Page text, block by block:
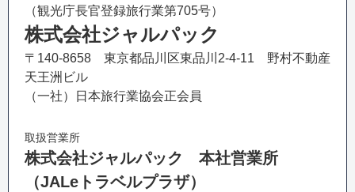
（観光庁長官登録旅行業第705号）
株式会社ジャルパック
〒140-8658 東京都品川区東品川2-4-11 野村不動産
天王洲ビル
（一社）日本旅行業協会正会員
取扱営業所
株式会社ジャルパック 本社営業所
（JALeトラベルプラザ）